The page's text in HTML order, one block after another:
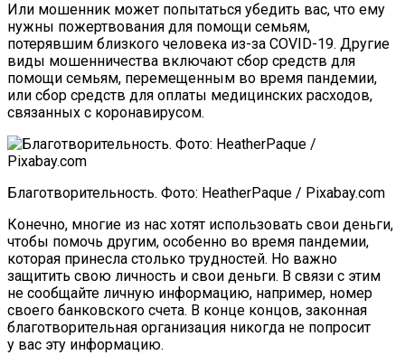
Или мошенник может попытаться убедить вас, что ему
нужны пожертвования для помощи семьям,
потерявшим близкого человека из-за COVID-19. Другие
виды мошенничества включают сбор средств для
помощи семьям, перемещенным во время пандемии,
или сбор средств для оплаты медицинских расходов,
связанных с коронавирусом.
Благотворительность. Фото: HeatherPaque / Pixabay.com
Конечно, многие из нас хотят использовать свои деньги,
чтобы помочь другим, особенно во время пандемии,
которая принесла столько трудностей. Но важно
защитить свою личность и свои деньги. В связи с этим
не сообщайте личную информацию, например, номер
своего банковского счета. В конце концов, законная
благотворительная организация никогда не попросит
у вас эту информацию.